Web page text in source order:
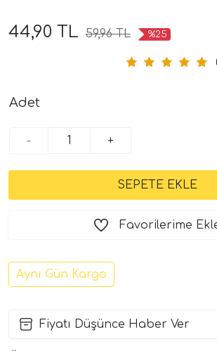
44,90 TL 59,96 TL %25
Adet
- +
Favorilerime
Aynı Gün Kargo
Fiyatı Düşünce Haber Ver